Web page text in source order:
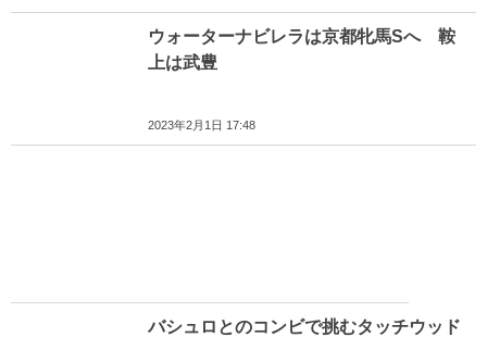
ウォーターナビレラは京都牝馬Sへ 鞍
上は武豊
2023年2月1日 17:48
バシュロとのコンビで挑むタッチウッド